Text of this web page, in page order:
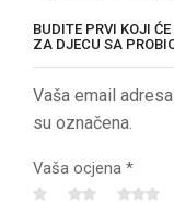
BUDITE PRVI KOJI
ZA DJECU SA
Vaša email
su označena.
Vaša ocjena *